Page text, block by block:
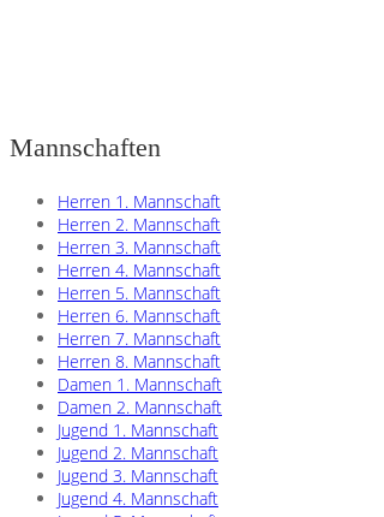
Mannschaften
Herren 1. Mannschaft
Herren 2. Mannschaft
Herren 3. Mannschaft
Herren 4. Mannschaft
Herren 5. Mannschaft
Herren 6. Mannschaft
Herren 7. Mannschaft
Herren 8. Mannschaft
Damen 1. Mannschaft
Damen 2. Mannschaft
Jugend 1. Mannschaft
Jugend 2. Mannschaft
Jugend 3. Mannschaft
Jugend 4. Mannschaft